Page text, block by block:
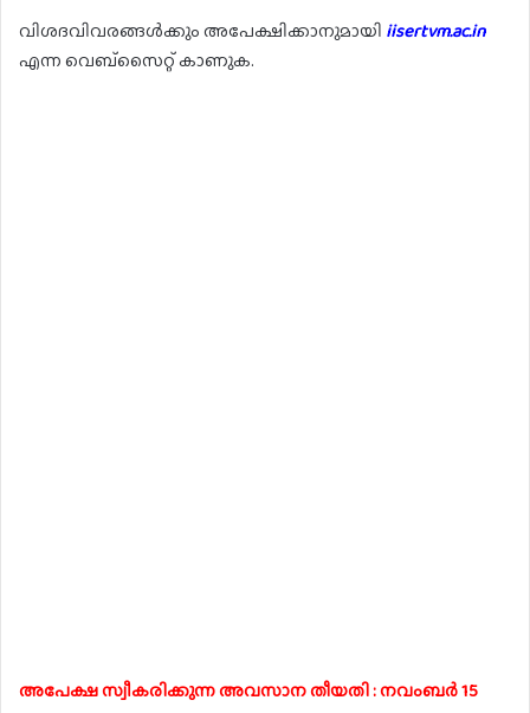
വിശദവിവരങ്ങൾക്കും അപേക്ഷിക്കാനുമായി iisertvm.ac.in
എന്ന വെബ്സൈറ്റ് കാണുക.
അപേക്ഷ സ്വീകരിക്കുന്ന അവസാന തീയതി : നവംബർ 15